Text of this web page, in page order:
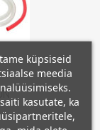
küpsiseid
meedia
kasutate, ka